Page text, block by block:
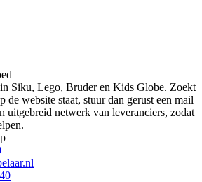
Siku, Lego, Bruder en Kids Globe. Zoekt
de website staat, stuur dan gerust een mail
uitgebreid netwerk van leveranciers, zodat